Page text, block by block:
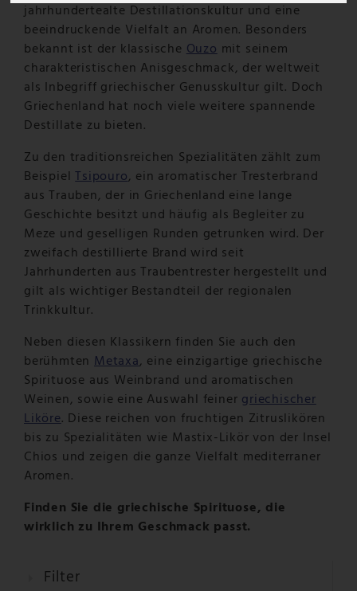
jahrhundertealte Destillationskultur und eine
beeindruckende Vielfalt an Aromen. Besonders
bekannt ist der klassische Ouzomit seinem
charakteristischen Anisgeschmack, der weltweit
als Inbegriff griechischer Genusskultur gilt. Doch
Griechenland hat noch viele weitere spannende
Destillate zu bieten.
Zu den traditionsreichen Spezialitäten zählt zum
BeispielTsipouro, ein aromatischer Tresterbrand
aus Trauben, der in Griechenland eine lange
Geschichte besitzt und häufig als Begleiter zu
Meze und geselligen Runden getrunken wird. Der
zweifach destillierte Brand wird seit
Jahrhunderten aus Traubentrester hergestellt und
gilt als wichtiger Bestandteil der regionalen
Trinkkultur.
Neben diesen Klassikern finden Sie auch den
berühmtenMetaxa, eine einzigartige griechische
Spirituose aus Weinbrand und aromatischen
Weinen, sowie eine Auswahl feiner griechischer
Liköre. Diese reichen von fruchtigen Zitruslikören
bis zu Spezialitäten wie Mastix-Likör von der Insel
Chios und zeigen die ganze Vielfalt mediterraner
Aromen.
Finden Sie die griechische Spirituose, die
wirklich zu Ihrem Geschmack passt.
Filter